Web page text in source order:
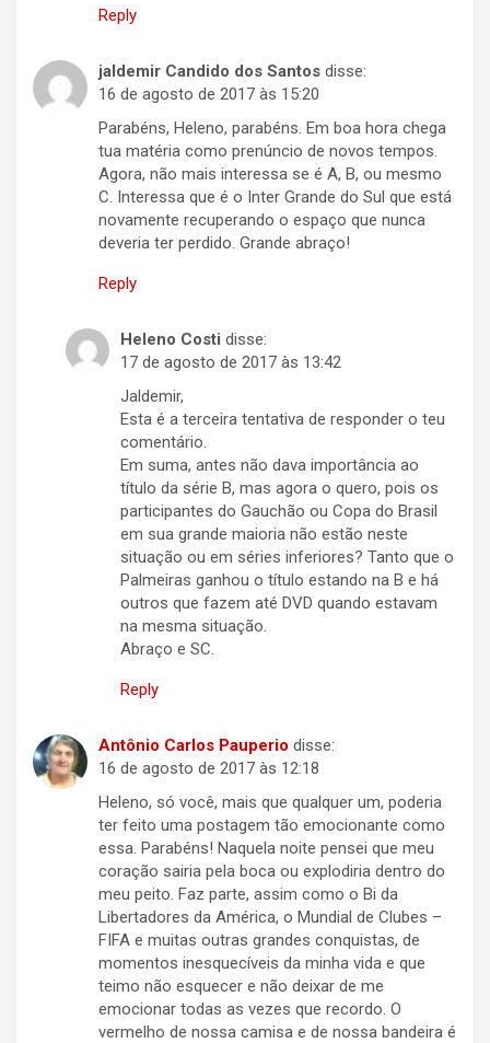
Reply
jaldemir Candido dos Santos disse:
16 de agosto de 2017 às 15:20
Parabéns, Heleno, parabéns. Em boa hora chega
tua matéria como prenúncio de novos tempos.
Agora, não mais interessa se é A, B, ou mesmo
C. Interessa que é o Inter Grande do Sul que está
novamente recuperando o espaço que nunca
deveria ter perdido. Grande abraço!
Reply
Heleno Costi disse:
17 de agosto de 2017 às 13:42
Jaldemir,
Esta é a terceira tentativa de responder o teu
comentário.
Em suma, antes não dava importância ao
título da série B, mas agora o quero, pois os
participantes do Gauchão ou Copa do Brasil
em sua grande maioria não estão neste
situação ou em séries inferiores? Tanto que o
Palmeiras ganhou o título estando na B e há
outros que fazem até DVD quando estavam
na mesma situação.
Abraço e SC.
Reply
Antônio Carlos Pauperio disse:
16 de agosto de 2017 às 12:18
Heleno, só você, mais que qualquer um, poderia
ter feito uma postagem tão emocionante como
essa. Parabéns! Naquela noite pensei que meu
coração sairia pela boca ou explodiria dentro do
meu peito. Faz parte, assim como o Bi da
Libertadores da América, o Mundial de Clubes –
FIFA e muitas outras grandes conquistas, de
momentos inesquecíveis da minha vida e que
teimo não esquecer e não deixar de me
emocionar todas as vezes que recordo. O
vermelho de nossa camisa e de nossa bandeira é